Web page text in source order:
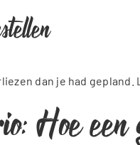
dan je had
Hoe